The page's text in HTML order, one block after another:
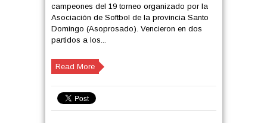
campeones del 19 torneo organizado por la
Asociación de Softbol de la provincia Santo
Domingo (Asoprosado). Vencieron en dos
partidos a los...
Read More